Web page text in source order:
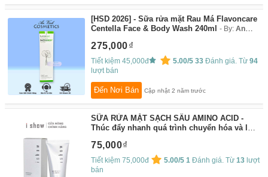
[HSD 2026] - Sữa rửa mặt Rau Má Flavoncare
Centella Face & Body Wash 240ml
By:An
275,000
Tiết kiệm 45,000đ 5.00/5 33 Đánh giá. Từ94
lượt bán
Đến Nơi Bán Cập nhật 2 năm trước
SỮA RỬA MẶT SẠCH SÂU AMINO ACID -
Thúc đẩy nhanh quá trình chuyển hóa và loại
lớp tế bào da mới dễ tiếp cận đến các sản
phẩm dưỡng và điều trị. Rút ngắn thời gian
chăm sóc da và đạt hiệu quả tối ưu.
75,000
Tiết kiệm 75,000đ 5.00/5 1 Đánh giá. Từ13 lượt
bán